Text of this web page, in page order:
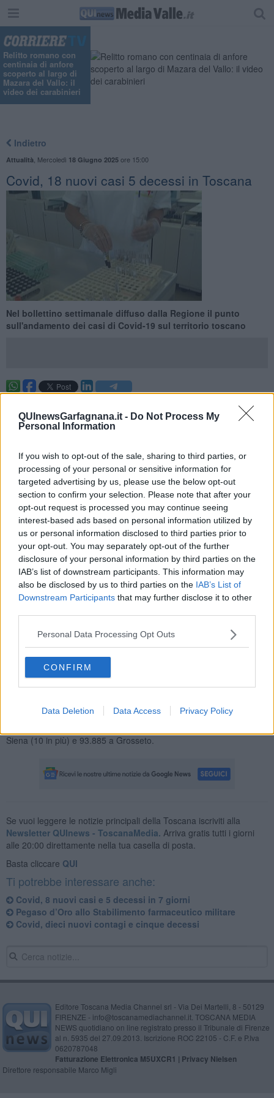
QUInewsGarfagnana.it - Do Not Process My
Personal Information
If you wish to opt-out of the sale, sharing to third parties, or
processing of your personal or sensitive information for
targeted advertising by us, please use the below opt-out
section to confirm your selection. Please note that after your
opt-out request is processed you may continue seeing
interest-based ads based on personal information utilized by
us or personal information disclosed to third parties prior to
your opt-out. You may separately opt-out of the further
disclosure of your personal information by third parties on the
IAB’s list of downstream participants. This information may
also be disclosed by us to third parties on the IAB’s List of
Downstream Participants that may further disclose it to other
Personal Data Processing Opt Outs
CONFIRM
Data Deletion Data Access Privacy Policy
Relitto romano con
centinaia di anfore
scoperto al largo di
Mazara del Vallo: il
video dei carabinieri
Indietro
Attualità Mercoledì 18 Giugno 2025ore 15:00
Covid, 18 nuovi casi 5 decessi in Toscana
Nel bollettino settimanale diffuso dalla Regione il punto
sull'andamento dei casi di Covid-19 sul territorio toscano
Negli ultimi 7 giorni in Toscana sono stati rilevati
nuovi casi dipositivitàalCovid.Il dato emerge dal report
settimanale diffuso dalla Regione, che segnala purtroppo anche 5
sono un uomo e 4 donne con un'età media di 87,2 anni.
Il report sanitario monitora anche l'andamento dei ricoveri sul
territorio regionale. Attualmente sono 16 le persone ricoverate (2 in
meno rispetto alla settimana precedente, meno 11,1%), di cui 2
(stabili) si trovano in terapia intensiva. In 76 sono in isolamento a
casa, perché presentano sintomi lievi che non richiedono cure
ospedaliere o risultano prive di sintomi (15 in più rispetto alla
settimana precedente, più 24,6%).
Di seguito i casi registrati provincia per provincia e, laddove
salgono a 446.262 i positivi dall'inizio
dell'emergenza nei comuni della Città metropolitana di Firenze (3 in
più rispetto alla settimana precedente), 107.903 in provincia di
Prato (1 in più), 129.105 a Pistoia,
Lucca, 196.701 a Pisa, 154.221 a Livorno (2 in più),
Siena (10 in più) e 93.885 a Grosseto.
Se vuoi leggere le notizie principali della Toscana iscriviti alla
Newsletter QUInews - ToscanaMedia. Arriva gratis tutti i giorni
alle 20:00 direttamente nella tua casella di posta.
Basta cliccare QUI
Ti potrebbe interessare anche:
Covid, 8 nuovi casi e 5 decessi in 7 giorni
Pegaso d’Oro allo Stabilimento farmaceutico militare
Covid, dieci nuovi contagi e cinque decessi
Editore Toscana Media Channel srl - Via Dei Martelli, 8 - 50129
FIRENZE - info@toscanamediachannel.it. TOSCANA MEDIA
NEWS quotidiano on line registrato presso il Tribunale di Firenze
al n. 5935 del 27.09.2013. Iscrizione ROC 22105 - C.F. e P.Iva
0620787048
Fatturazione Elettronica M5UXCR1 | Privacy Nielsen
Direttore responsabile Marco Migli